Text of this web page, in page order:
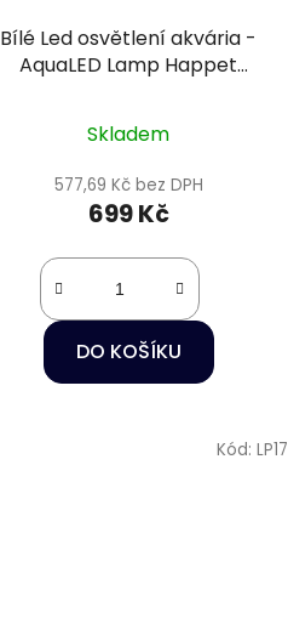
Bílé Led osvětlení akvária -
AquaLED Lamp Happet
Skladem
577,69 Kč bez DPH
699 Kč
DO KOŠÍKU
Kód: LP17